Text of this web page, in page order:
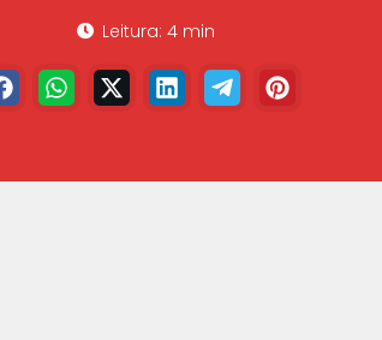
Leitura: 4 min